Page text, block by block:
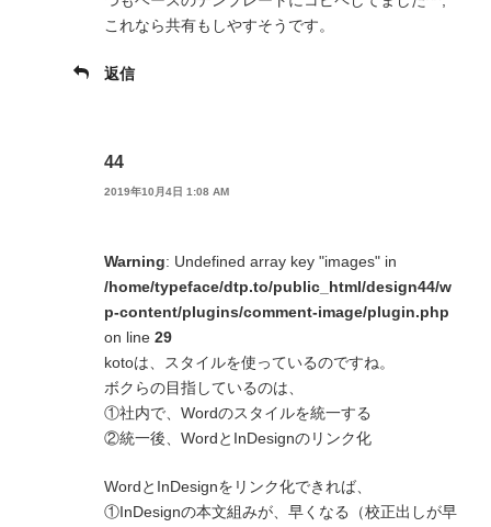
これなら共有もしやすそうです。
返信
44
2019年10月4日 1:08 AM
Warning: Undefined array key "images" in
/home/typeface/dtp.to/public_html/design44/w
p-content/plugins/comment-image/plugin.php
on line 29
kotoは、スタイルを使っているのですね。
ボクらの目指しているのは、
①社内で、Wordのスタイルを統一する
②統一後、WordとInDesignのリンク化
WordとInDesignをリンク化できれば、
①InDesignの本文組みが、早くなる（校正出しが早